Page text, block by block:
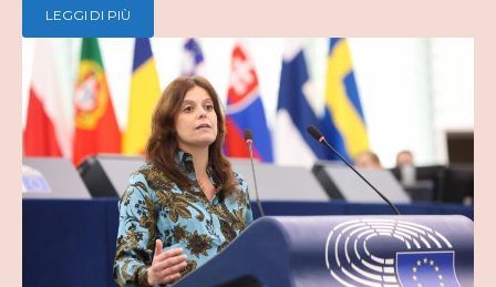
LEGGI DI PIÙ